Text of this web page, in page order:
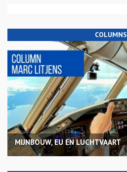
COLUMNS
MIJNBOUW, EU EN LUCHTVAART